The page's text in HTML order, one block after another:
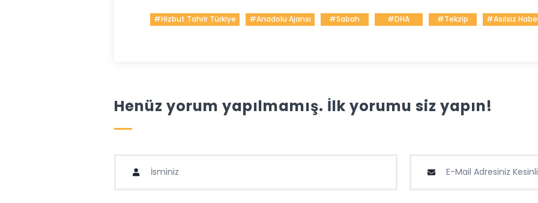
#Hizbut Tahrir Türkiye #Anadolu Ajansı #Sabah #DHA #Tekzip #Asılsız
Henüz yorum yapılmamış. İlk yorumu siz yapın!